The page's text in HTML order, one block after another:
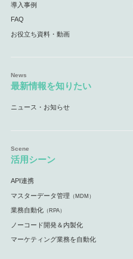
導入事例
FAQ
お役立ち資料・動画
最新情報を知りたい
ニュース・お知らせ
活用シーン
API連携
マスターデータ管理 （MDM）
業務自動化（RPA）
ノーコード開発＆内製化
マーケティング業務を自動化